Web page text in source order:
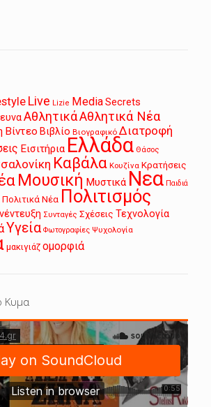
Live Lizie MediaSecrets
ΑθλητικάΑθλητικά Νέα
Βίντεο Βιβλίο Βιογραφικό Διατροφή
Εισιτήρια Ελλάδα Θάσος
Καβάλα Κουζίνα Κρατήσεις
Μουσική Μυστικά Νεα Παιδιά
Πολιτικά Νέα Πολιτισμός
Συνταγές Σχέσεις Τεχνολογία
Υγεία Φωτογραφίες Ψυχολογία
μακιγιάζ ομορφιά
Κυμα